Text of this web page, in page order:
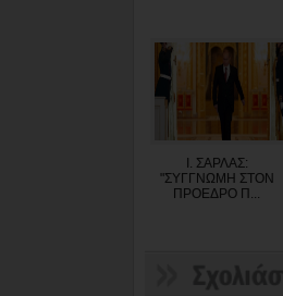
Ι. ΣΑΡΛΑΣ:
"ΣΥΓΓΝΩΜΗ ΣΤΟΝ
ΠΡΟΕΔΡΟ Π...